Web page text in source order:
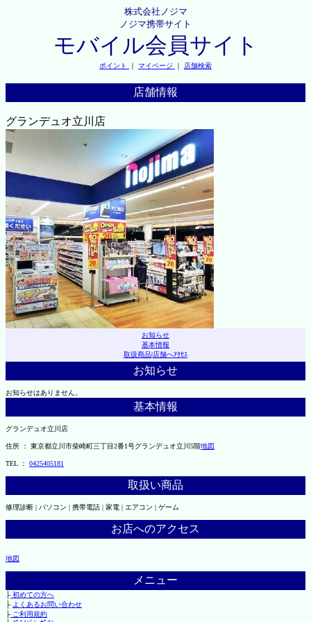
株式会社ノジマ
ノジマ携帯サイト
モバイル会員サイト
ポイント ｜ マイページ ｜ 店舗検索
店舗情報
グランデュオ立川店
お知らせ
基本情報
取扱商品|店舗へｱｸｾｽ
お知らせ
お知らせはありません。
基本情報
グランデュオ立川店
住所 ： 東京都立川市柴崎町三丁目2番1号グランデュオ立川5階地図
TEL ： 0425405181
取扱い商品
修理診断 | パソコン | 携帯電話 | 家電 | エアコン | ゲーム
お店へのアクセス
地図
メニュー
├初めての方へ
├ よくあるお問い合わせ
├ご利用規約